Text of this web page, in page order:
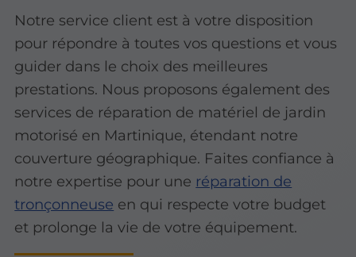
Notre service client est à votre disposition
pour répondre à toutes vos questions et vous
guider dans le choix des meilleures
prestations. Nous proposons également des
services de réparation de matériel de jardin
motorisé en Martinique, étendant notre
couverture géographique. Faites confiance à
notre expertise pour une réparation de
tronçonneuse en qui respecte votre budget
et prolonge la vie de votre équipement.